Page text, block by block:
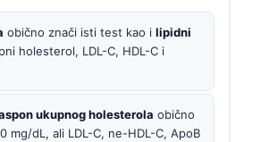
obično znači isti test kao i lipidni
holesterol, LDL-C, HDL-C i
ukupnog holesterola obično
mg/dL, ali LDL-C, ne-HDL-C, ApoB